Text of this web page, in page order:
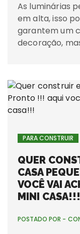
As luminárias
em alta, isso
garantem um
decoração,
PARA CONSTRUIR
QUER
CASA
VOCÊ VAI
MINI CASA!!!
POSTADO POR -